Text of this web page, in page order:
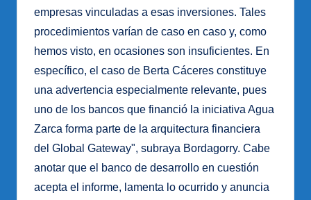
empresas vinculadas a esas inversiones. Tales
procedimientos varían de caso en caso y, como
hemos visto, en ocasiones son insuficientes. En
específico, el caso de Berta Cáceres constituye
una advertencia especialmente relevante, pues
uno de los bancos que financió la iniciativa Agua
Zarca forma parte de la arquitectura financiera
del Global Gateway", subraya Bordagorry. Cabe
anotar que el banco de desarrollo en cuestión
acepta el informe, lamenta lo ocurrido y anuncia